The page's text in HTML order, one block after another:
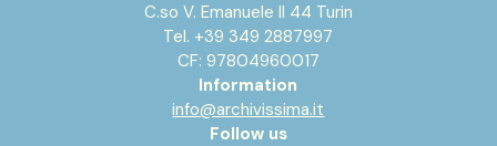
C.so V. Emanuele II 44 Turin
Tel. +39 349 2887997
CF: 97804960017
Information
info@archivissima.it
Follow us